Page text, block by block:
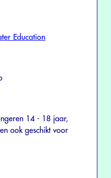
Education
14 - 18 jaar,
ook geschikt voor